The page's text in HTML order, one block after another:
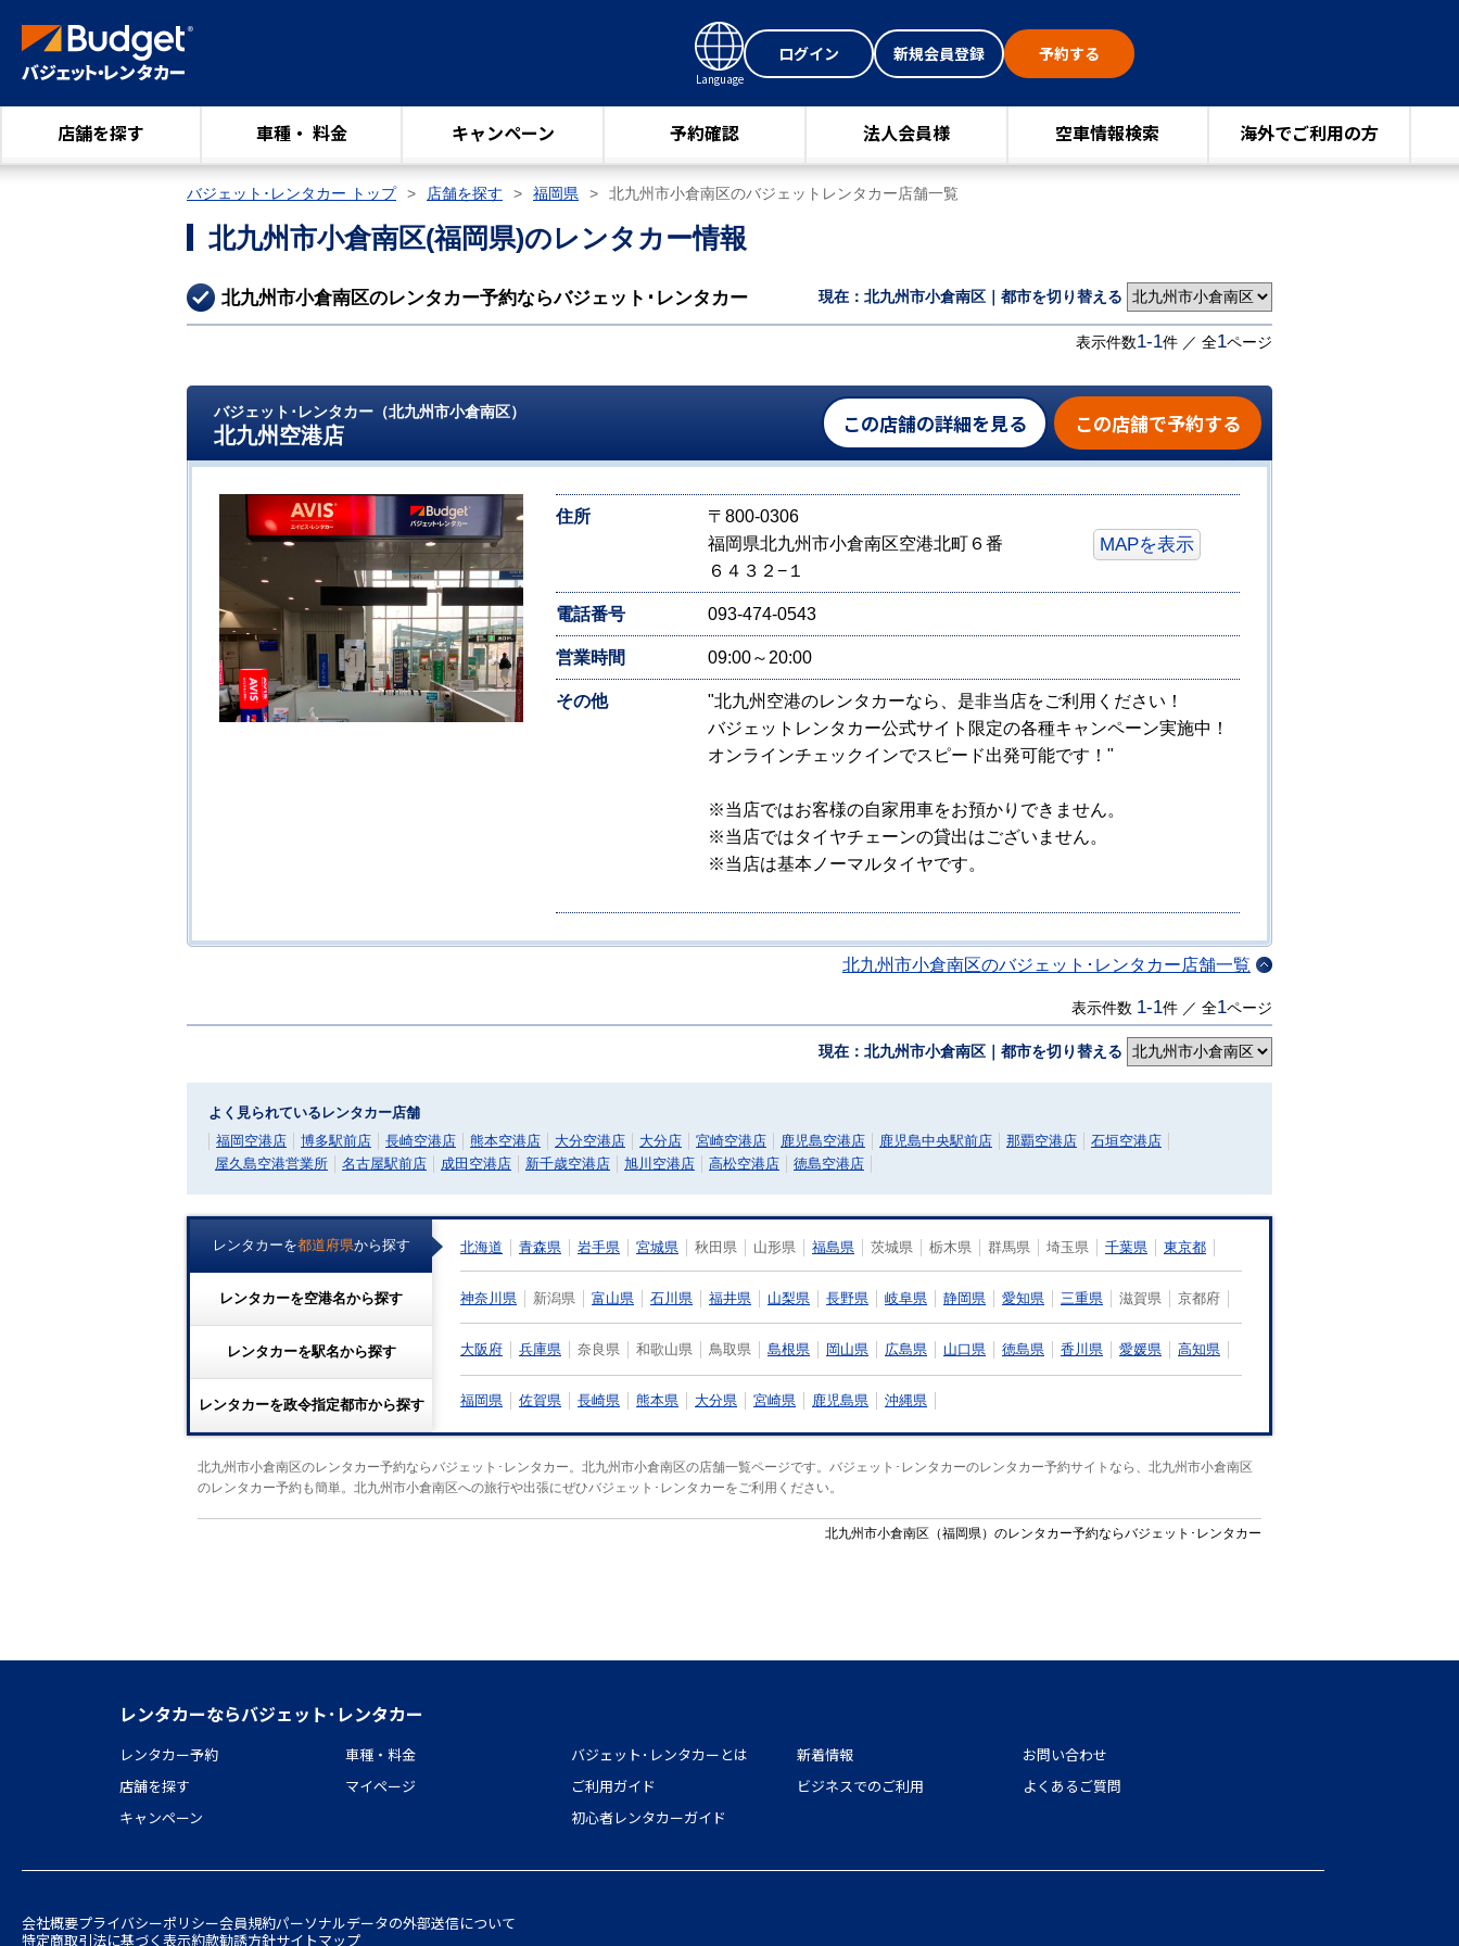
Language
ログイン 新規会員登録 予約する
店舗を探す 車種・ 料金 キャンペーン 予約確認 法人会員様 空車情報検索 海外でご利用の方
バジェット･レンタカー トップ 店舗を探す 福岡県 北九州市小倉南区のバジェットレンタカー店舗一覧
北九州市小倉南区(福岡県)のレンタカー情報
北九州市小倉南区のレンタカー予約ならバジェット･レンタカー 現在：北九州市小倉南区｜都市を切り替える
表示件数1-1件 ／ 全1ページ
バジェット･レンタカー（北九州市小倉南区）
北九州空港店 この店舗の詳細を見る この店舗で予約する
住所
〒800-0306
福岡県北九州市小倉南区空港北町６番
６４３２−１
MAPを表示
電話番号 093-474-0543
営業時間 09:00～20:00
その他
"北九州空港のレンタカーなら、是非当店をご利用ください！
バジェットレンタカー公式サイト限定の各種キャンペーン実施中！
オンラインチェックインでスピード出発可能です！"
※当店ではお客様の自家用車をお預かりできません。
※当店ではタイヤチェーンの貸出はございません。
※当店は基本ノーマルタイヤです。
北九州市小倉南区のバジェット･レンタカー店舗一覧
表示件数 1-1件 ／ 全1ページ
現在：北九州市小倉南区｜都市を切り替える
よく見られているレンタカー店舗
福岡空港店
博多駅前店 長崎空港店 熊本空港店 大分空港店 大分店 宮崎空港店 鹿児島空港店 鹿児島中央駅前店 那覇空港店
石垣空港店
屋久島空港営業所
名古屋駅前店 成田空港店 新千歳空港店 旭川空港店 高松空港店 徳島空港店
レンタカーを都道府県から探す
レンタカーを空港名から探す
レンタカーを駅名から探す
レンタカーを政令指定都市から探す
北海道 青森県 岩手県 宮城県 秋田県 山形県 福島県 茨城県 栃木県 群馬県 埼玉県 千葉県 東京都
神奈川県 新潟県 富山県 石川県 福井県 山梨県 長野県 岐阜県 静岡県 愛知県 三重県 滋賀県 京都府
大阪府 兵庫県 奈良県 和歌山県 鳥取県 島根県 岡山県 広島県 山口県 徳島県 香川県 愛媛県 高知県
福岡県 佐賀県 長崎県 熊本県 大分県 宮崎県 鹿児島県 沖縄県
北九州市小倉南区のレンタカー予約ならバジェット･レンタカー。北九州市小倉南区の店舗一覧ページです。バジェット･レンタカーのレンタカー予約サイトなら、北九州市小倉南区
のレンタカー予約も簡単。北九州市小倉南区への旅行や出張にぜひバジェット･レンタカーをご利用ください。
北九州市小倉南区（福岡県）のレンタカー予約ならバジェット･レンタカー
レンタカーならバジェット･レンタカー
レンタカー予約
店舗を探す
キャンペーン
車種・料金
マイページ
バジェット･レンタカーとは
ご利用ガイド
初心者レンタカーガイド
新着情報
ビジネスでのご利用
お問い合わせ
よくあるご質問
会社概要プライバシーポリシー会員規約パーソナルデータの外部送信について
特定商取引法に基づく表示約款勧誘方針サイトマップ